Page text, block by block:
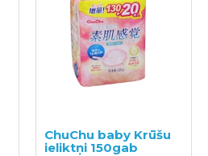
ChuChu baby Krūšu
ieliktņi 150gab